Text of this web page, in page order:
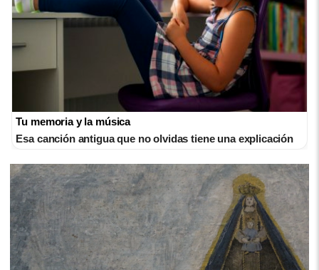
Tu memoria y la música
Esa canción antigua que no olvidas tiene una explicación